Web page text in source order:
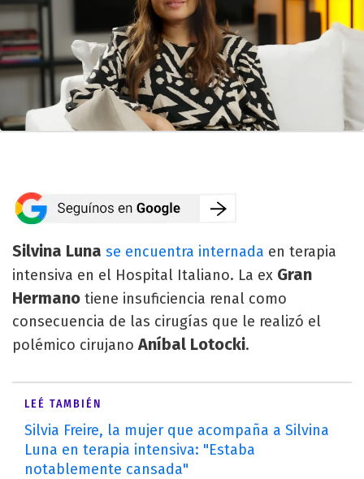
Silvina Luna se encuentra internada en terapia
intensiva en el Hospital Italiano. La ex Gran
Hermano tiene insuficiencia renal como
consecuencia de las cirugías que le realizó el
polémico cirujanoAníbal Lotocki.
LEÉ TAMBIÉN
Silvia Freire, la mujer que acompaña a Silvina
Luna en terapia intensiva: "Estaba
notablemente cansada"